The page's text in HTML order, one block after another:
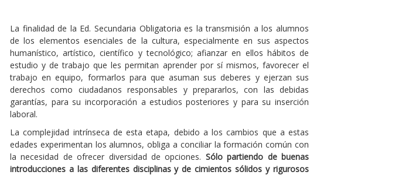
La finalidad de la Ed. Secundaria Obligatoria es la transmisión a los alumnos
de los elementos esenciales de la cultura, especialmente en sus aspectos
humanístico, artístico, científico y tecnológico; afianzar en ellos hábitos de
estudio y de trabajo que les permitan aprender por sí mismos, favorecer el
trabajo en equipo, formarlos para que asuman sus deberes y ejerzan sus
derechos como ciudadanos responsables y prepararlos, con las debidas
garantías, para su incorporación a estudios posteriores y para su inserción
laboral.
La complejidad intrínseca de esta etapa, debido a los cambios que a estas
edades experimentan los alumnos, obliga a conciliar la formación común con
la necesidad de ofrecer diversidad de opciones. Sólo partiendo de buenas
introducciones a las diferentes disciplinas y de cimientos sólidos y rigurosos